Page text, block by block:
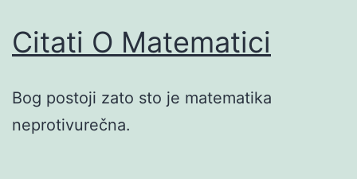
Citati O Matematici
Bog postoji zato sto je matematika
neprotivurečna.